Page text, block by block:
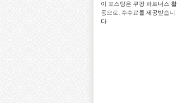
이 포스팅은 쿠팡 파트너스 활
동으로, 수수료를 제공받습니
다